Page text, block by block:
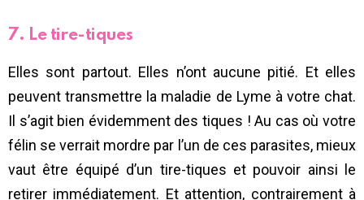
7. Le tire-tiques
Elles sont partout. Elles n’ont aucune pitié. Et elles
peuvent transmettre la maladie de Lyme à votre chat.
Il s’agit bien évidemment des tiques ! Au cas où votre
félin se verrait mordre par l’un de ces parasites, mieux
vaut être équipé d’un tire-tiques et pouvoir ainsi le
retirer immédiatement. Et attention, contrairement à